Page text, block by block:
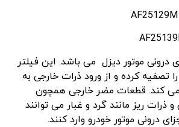
درونی موتور دیزل می باشد. این فیلتر
تصفیه کرده و از ورود ذرات خارجی به
می کند. قطعات مضر خارجی همچون
ذرات ریز مانند گرد و غبار می توانند
درونی موتور خودرو وارد کنند.